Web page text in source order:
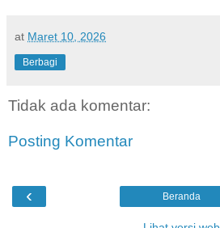
at Maret 10, 2026
Berbagi
Tidak ada komentar:
Posting Komentar
‹ Beranda